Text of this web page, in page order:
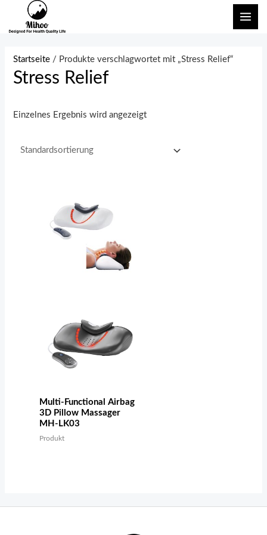
Startseite / Produkte verschlagwortet mit „Stress Relief“
Stress Relief
Einzelnes Ergebnis wird angezeigt
Multi-Functional Airbag
3D Pillow Massager
MH-LK03
Produkt